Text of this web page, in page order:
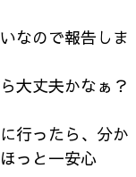
なので報告しま
大丈夫かなぁ？
行ったら、分か
っと一安心